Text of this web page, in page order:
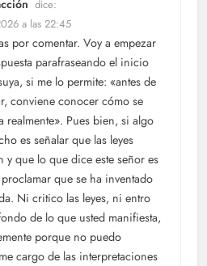
dice:
a las 22:45
por comentar. Voy a empezar
parafraseando el inicio
si me lo permite: «antes de
conviene conocer cómo se
realmente». Pues bien, si algo
es señalar que las leyes
y que lo que dice este señor es
que se ha inventado
Ni critico las leyes, ni entro
de lo que usted manifiesta,
porque no puedo
cargo de las interpretaciones